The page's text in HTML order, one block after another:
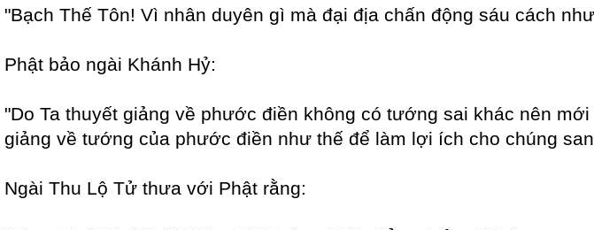
"Bạch Thế Tôn! Vì nhân duyên gì mà đại địa chấn động sáu cách
Phật bảo ngài Khánh Hỷ:
"Do Ta thuyết giảng về phước điền không có tướng sai khác nên
giảng về tướng của phước điền như thế để làm lợi ích cho chúng
Ngài Thu Lộ Tử thưa với Phật rằng: